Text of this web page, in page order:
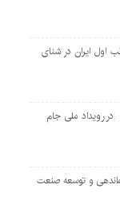
قطب اول ایران در شنای
رویداد ملی جام
و توسعه صنعت